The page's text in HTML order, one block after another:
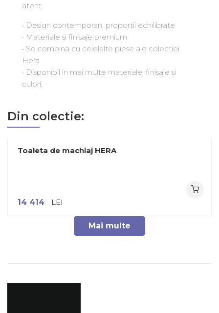
atent.
• Design contemporan, proportii echilibrate
• Materiale si finisaje premium
• Se combina cu celelalte piese ale colectiei
Hera
• Disponibil in mai multe materiale, finisaje si
culori.
Din colectie:
Toaleta de machiaj HERA
14 414 LEI
Mai multe